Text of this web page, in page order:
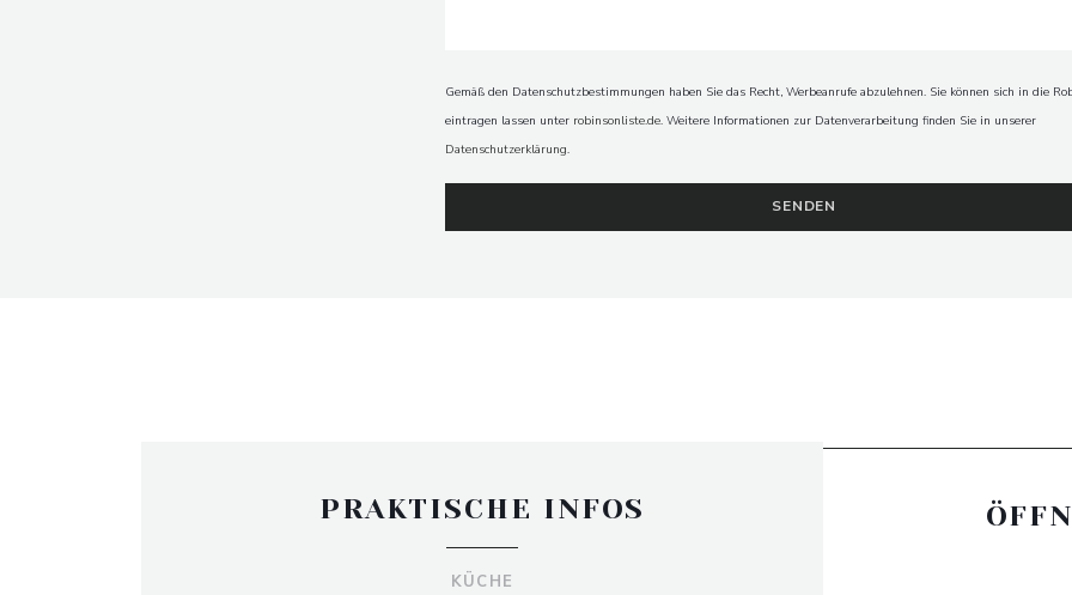
Gemäß den Datenschutzbestimmungen haben Sie das Recht, Werbeanrufe abzulehnen. Sie können sich in die
eintragen lassen unter robinsonliste.de. Weitere Informationen zur Datenverarbeitung finden Sie in unserer
Datenschutzerklärung.
PRAKTISCHE INFOS
KÜCHE